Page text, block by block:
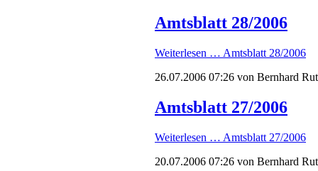
Amtsblatt 28/2006
Weiterlesen … Amtsblatt 28/2006
26.07.2006 07:26 von Bernhard
Amtsblatt 27/2006
Weiterlesen … Amtsblatt 27/2006
20.07.2006 07:26 von Bernhard